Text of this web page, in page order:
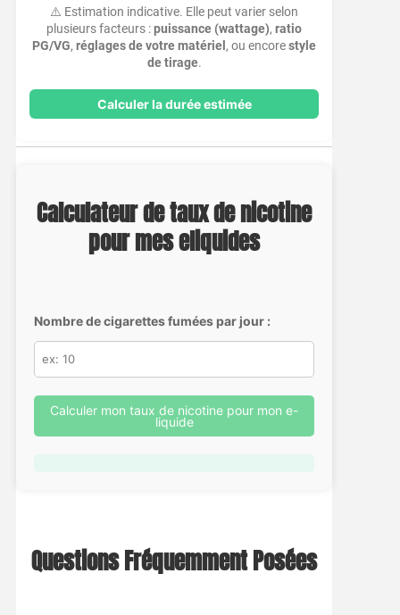
⚠️ Estimation indicative. Elle peut varier selon
plusieurs facteurs :puissance (wattage),ratio
PG/VG,réglages de votre matériel , ou encorestyle
de tirage.
Calculer la durée estimée
Calculateur de taux de nicotine
pour mes eliquides
Nombre de cigarettes fumées par jour :
Calculer mon taux de nicotine pour mon e-
liquide
Questions Fréquemment Posées